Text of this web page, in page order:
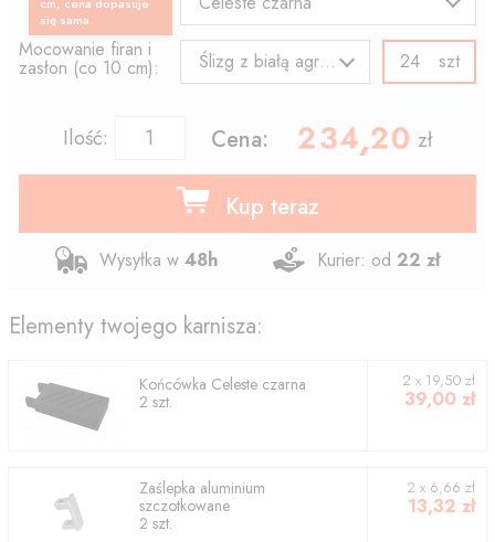
Mocowanie firan i
zasłon (co 10 cm): Ślizg z białą agrafką szt
Ilość: Cena: , zł
Kup teraz
Wysyłka w 48h Kurier: od 22 zł
się sama.
Elementy twojego karnisza:
Końcówka Celeste czarna
2 szt.
2 x 19,50 zł
39,00 zł
Zaślepka aluminium
szczotkowane
2 szt.
2 x 6,66 zł
13,32 zł